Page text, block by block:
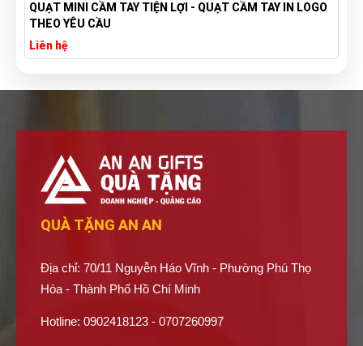
QUẠT MINI CẦM TAY TIỆN LỢI - QUẠT CẦM TAY IN LOGO
THEO YÊU CẦU
Liên hệ
QUÀ TẶNG AN AN
Địa chỉ: 70/11 Nguyễn Háo Vĩnh - Phường Phú Thọ
Hòa - Thành Phố Hồ Chí Minh
Hotline: 0902418123 - 0707260997